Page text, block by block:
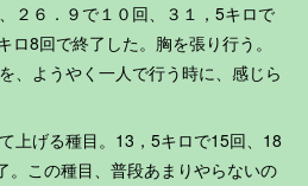
２６．９で１０回、３１，5キロで
8回で終了した。胸を張り行う。
、ようやく一人で行う時に、感じら
上げる種目。13，5キロで15回、18
。この種目、普段あまりやらないの